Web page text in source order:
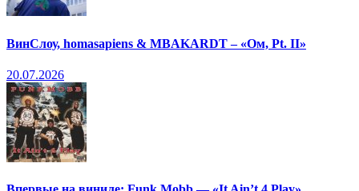
ВинСлоу, homasapiens & MBAKARDT – «Ом, Pt. II»
20.07.2026